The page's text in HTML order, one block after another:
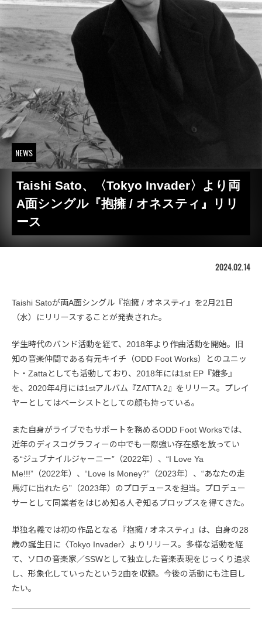
NEWS
Taishi Sato、〈Tokyo Invader〉より両
A面シングル『抱擁 / オネスティ』リリ
ース
2024.02.14
Taishi Satoが両A面シングル『抱擁 / オネスティ』を2月21日
（水）にリリースすることが発表された。
学生時代のバンド活動を経て、2018年より作曲活動を開始。旧
知の音楽仲間である有元キイチ（ODD Foot Works）とのユニッ
ト・Zattaとしても活動しており、2018年には1st EP『雑多』
を、2020年4月には1stアルバム『ZATTA 2』をリリース。プレイ
ヤーとしてはベーシストとしての顔も持っている。
また自身がライブでもサポートを務めるODD Foot Worksでは、
近年のディスコグラフィーの中でも一際強い存在感を放ってい
る“ジュブナイルジャーニー”（2022年）、“I Love Ya
Me!!!”（2022年）、“Love Is Money?”（2023年）、“あなたの走
馬灯に出れたら”（2023年）のプロデュースを担当。プロデュー
サーとして同業者をはじめ知る人ぞ知るプロップスを得てきた。
単独名義では初の作品となる『抱擁 / オネスティ』は、自身の28
歳の誕生日に〈Tokyo Invader〉よりリリース。多様な活動を経
て、ソロの音楽家／SSWとして独立した音楽表現をじっくり追求
し、形象化していったという2曲を収録。今後の活動にも注目し
たい。